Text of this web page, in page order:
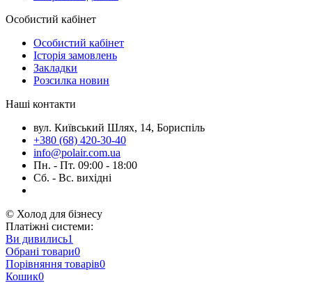
Особистий кабінет
Особистий кабінет
Історія замовлень
Закладки
Розсилка новин
Наші контакти
вул. Київський Шлях, 14, Бориспіль
+380 (68) 420-30-40
info@polair.com.ua
Пн. - Пт. 09:00 - 18:00
Сб. - Вс. вихідні
© Холод для бізнесу
Платіжні системи:
Ви дивились1
Обрані товари0
Порівняння товарів0
Кошик0